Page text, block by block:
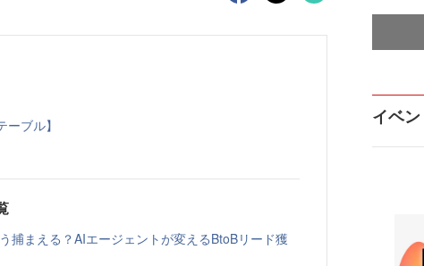
ブル】
捕まえる？AIエージェントが変えるBtoBリード獲
イベン